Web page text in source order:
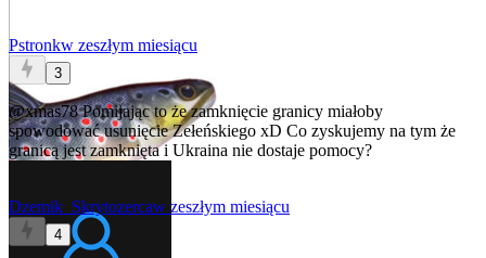
Pstronkw zeszłym miesiącu
3
@xmas78Pomijając to że zamknięcie granicy miałoby
spowodować usunięcie Zełeńskiego xD Co zyskujemy na tym że
granicą jest zamknięta i Ukraina nie dostaje pomocy?
Dzemik_Skrytozercaw zeszłym miesiącu
4